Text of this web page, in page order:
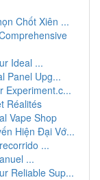
Chốt Xiên ...
Ideal ...
Panel Upg...
Experiment.c...
Réalités
Vape Shop
Hiện Đại Vớ...
...
...
Reliable Sup...